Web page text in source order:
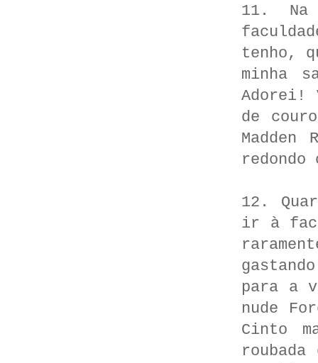
11.
tenho,
minha
Adorei!
de
redondo
12.
ir à
para a
nude
Cinto
roubada